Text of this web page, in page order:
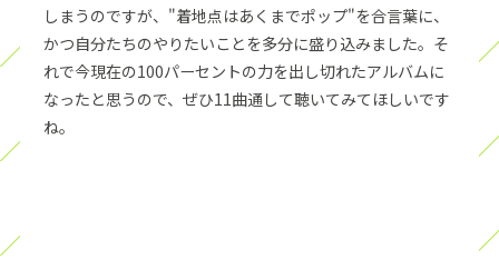
しまうのですが、"着地点はあくまでポップ"を合言葉に、
かつ自分たちのやりたいことを多分に盛り込みました。そ
れで今現在の100パーセントの力を出し切れたアルバムに
なったと思うので、ぜひ11曲通して聴いてみてほしいです
ね。